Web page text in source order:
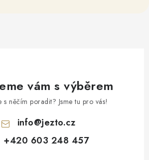
vám s výběrem
s něčím poradit? Jsme tu pro vás!
info@jezto.cz
+420 603 248 457